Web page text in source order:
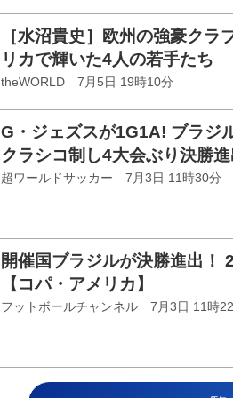
［水沼貴史］欧州の強豪ク
リカで輝いた4人の若手たち
theWORLD 7月5日 19時10分
G・ジェズスが1G1A! ブラジ
クラシコ制し4大会ぶり決勝
超ワールドサッカー 7月3日 11時30分
開催国ブラジルが決勝進出！
【コパ・アメリカ】
フットボールチャンネル 7月3日 11時